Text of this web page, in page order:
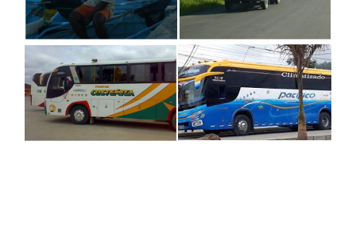
Convocatorias
GESTIÓN ADMINISTRATIVA
Plan de desarrollo y Ordenamiento Territorial -
Plan Anual Contratación - PAC
Plan Operativo Anual - POA
ASAMBLEA LOCAL CIUDADANA